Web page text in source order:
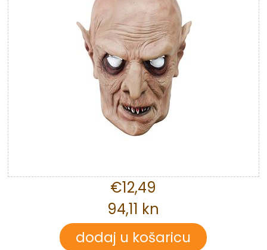
€12,49
94,11 kn